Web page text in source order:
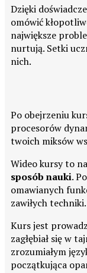
Dzięki
omówić
największe
nurtują. Setki
nich.
Po obejrzeniu
procesorów
twoich miksów
Wideo kursy to
sposób nauki.
omawianych
zawiłych techniki.
Kurs jest
zagłębiał się w
zrozumiałym
początkująca